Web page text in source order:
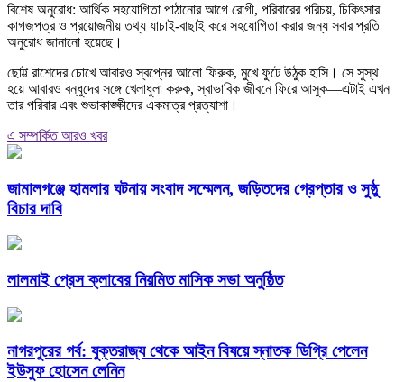
বিশেষ অনুরোধ: আর্থিক সহযোগিতা পাঠানোর আগে রোগী, পরিবারের পরিচয়, চিকিৎসার
কাগজপত্র ও প্রয়োজনীয় তথ্য যাচাই-বাছাই করে সহযোগিতা করার জন্য সবার প্রতি
অনুরোধ জানানো হয়েছে।
ছোট্ট রাশেদের চোখে আবারও স্বপ্নের আলো ফিরুক, মুখে ফুটে উঠুক হাসি। সে সুস্থ
হয়ে আবারও বন্ধুদের সঙ্গে খেলাধুলা করুক, স্বাভাবিক জীবনে ফিরে আসুক—এটাই এখন
তার পরিবার এবং শুভাকাঙ্ক্ষীদের একমাত্র প্রত্যাশা।
এ সম্পর্কিত আরও খবর
জামালগঞ্জে হামলার ঘটনায় সংবাদ সম্মেলন, জড়িতদের গ্রেপ্তার ও সুষ্ঠু
বিচার দাবি
লালমাই প্রেস ক্লাবের নিয়মিত মাসিক সভা অনুষ্ঠিত
নাগরপুরের গর্ব: যুক্তরাজ্য থেকে আইন বিষয়ে স্নাতক ডিগ্রি পেলেন
ইউসুফ হোসেন লেনিন